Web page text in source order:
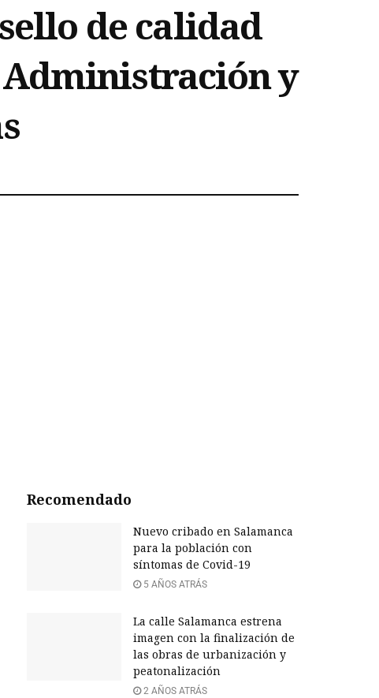
de calidad
Administración y
Recomendado
Nuevo cribado en Salamanca
para la población con
síntomas de Covid-19
5 AÑOS ATRÁS
La calle Salamanca estrena
imagen con la finalización de
las obras de urbanización y
peatonalización
2 AÑOS ATRÁS